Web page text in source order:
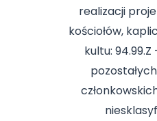
realizacji
kościołów,
kultu: 94.99.Z